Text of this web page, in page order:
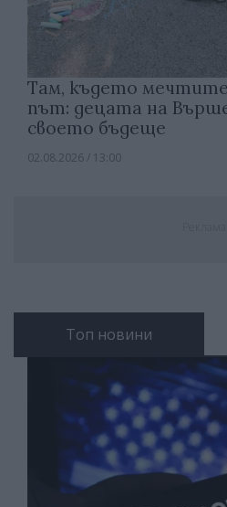
Там, където
път: децата на
своето бъдеще
02.08.2026 / 13:00
Топ новини